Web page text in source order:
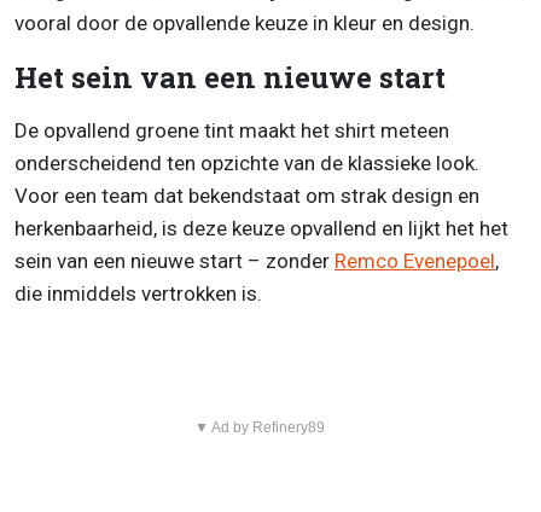
vooral door de opvallende keuze in kleur en design.
Het sein van een nieuwe start
De opvallend groene tint maakt het shirt meteen
onderscheidend ten opzichte van de klassieke look.
Voor een team dat bekendstaat om strak design en
herkenbaarheid, is deze keuze opvallend en lijkt het het
sein van een nieuwe start – zonder Remco Evenepoel,
die inmiddels vertrokken is.
▼ Ad by Refinery89